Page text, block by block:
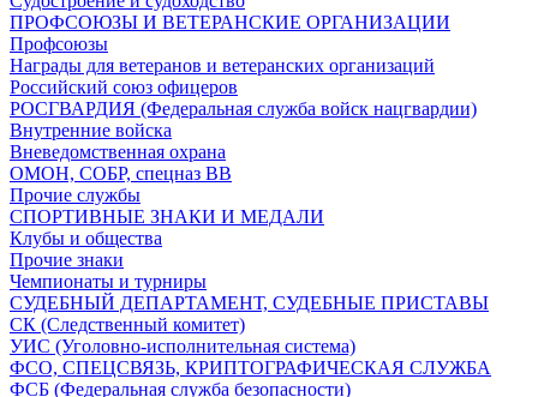
ПРОФСОЮЗЫ И ВЕТЕРАНСКИЕ ОРГАНИЗАЦИИ
Профсоюзы
Награды для ветеранов и ветеранских организаций
Российский союз офицеров
РОСГВАРДИЯ (Федеральная служба войск нацгвардии)
Внутренние войска
Вневедомственная охрана
ОМОН, СОБР, спецназ ВВ
Прочие службы
СПОРТИВНЫЕ ЗНАКИ И МЕДАЛИ
Клубы и общества
Прочие знаки
Чемпионаты и турниры
СУДЕБНЫЙ ДЕПАРТАМЕНТ, СУДЕБНЫЕ ПРИСТАВЫ
СК (Следственный комитет)
УИС (Уголовно-исполнительная система)
ФСО, СПЕЦСВЯЗЬ, КРИПТОГРАФИЧЕСКАЯ СЛУЖБА
ФСБ (Федеральная служба безопасности)